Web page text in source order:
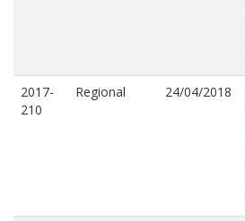
2017-
210
Regional 24/04/2018